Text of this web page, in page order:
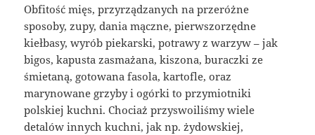
Obfitość mięs, przyrządzanych na przeróżne
sposoby, zupy, dania mączne, pierwszorzędne
kiełbasy, wyrób piekarski, potrawy z warzyw – jak
bigos, kapusta zasmażana, kiszona, buraczki ze
śmietaną, gotowana fasola, kartofle, oraz
marynowane grzyby i ogórki to przymiotniki
polskiej kuchni. Chociaż przyswoiliśmy wiele
detalów innych kuchni, jak np. żydowskiej,